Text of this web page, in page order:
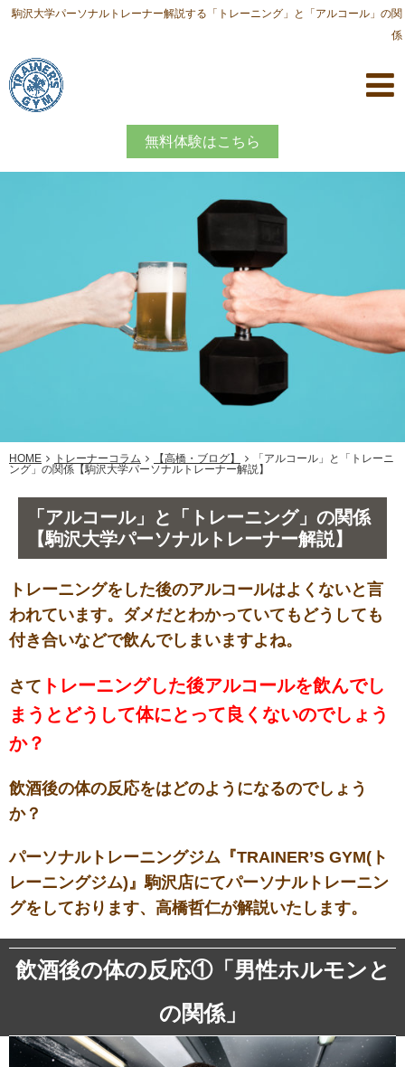
駒沢大学パーソナルトレーナー解説する「トレーニング」と「アルコール」の関
係
無料体験はこちら
HOME トレーナーコラム 【高橋・ブログ】
「アルコール」と「トレーニ
ング」の関係【駒沢大学パーソナルトレーナー解説】
「アルコール」と「トレーニング」の関係
【駒沢大学パーソナルトレーナー解説】
トレーニングをした後のアルコールはよくないと言
われています。ダメだとわかっていてもどうしても
付き合いなどで飲んでしまいますよね。
さて トレーニングした後アルコールを飲んでし
まうとどうして体にとって良くないのでしょう
か？
飲酒後の体の反応をはどのようになるのでしょう
か？
パーソナルトレーニングジム『TRAINER’S GYM(ト
レーニングジム)』駒沢店にてパーソナルトレーニン
グをしております、高橋哲仁が解説いたします。
飲酒後の体の反応①「男性ホルモンと
の関係」